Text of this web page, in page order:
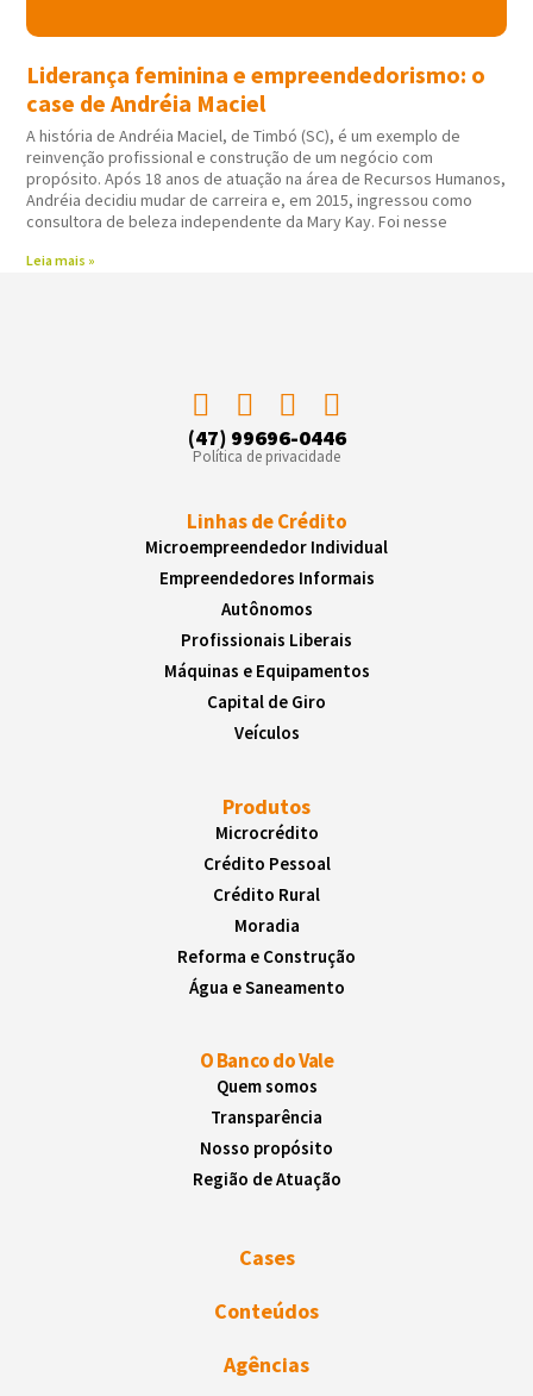
Liderança feminina e empreendedorismo: o
case de Andréia Maciel
A história de Andréia Maciel, de Timbó (SC), é um exemplo de
reinvenção profissional e construção de um negócio com
propósito. Após 18 anos de atuação na área de Recursos Humanos,
Andréia decidiu mudar de carreira e, em 2015, ingressou como
consultora de beleza independente da Mary Kay. Foi nesse
Leia mais »
(47) 99696-0446
Política de privacidade
Linhas de Crédito
Microempreendedor Individual
Empreendedores Informais
Autônomos
Profissionais Liberais
Máquinas e Equipamentos
Capital de Giro
Veículos
Produtos
Microcrédito
Crédito Pessoal
Crédito Rural
Moradia
Reforma e Construção
Água e Saneamento
O Banco do Vale
Quem somos
Transparência
Nosso propósito
Região de Atuação
Cases
Conteúdos
Agências